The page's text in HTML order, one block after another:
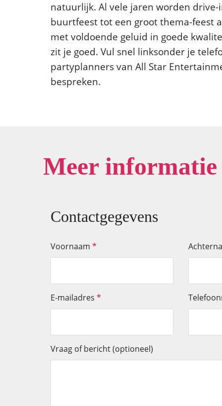
natuurlijk. Al vele jaren worden
buurtfeest tot een groot thema-feest
met voldoende geluid in goede
zit je goed. Vul snel linksonder je
partyplanners van All Star
bespreken.
Meer informatie
Contactgegevens
Voornaam *
E-mailadres *
Vraag of bericht (optioneel)